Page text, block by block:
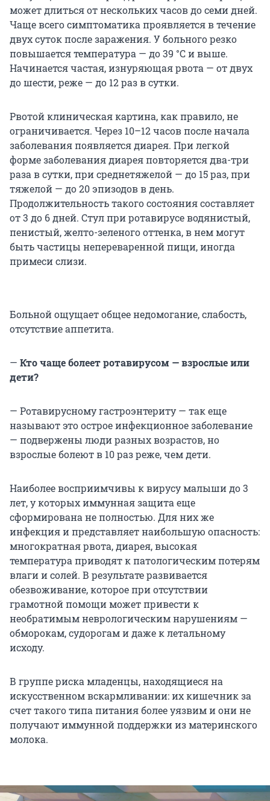
может длиться от нескольких часов до семи дней.
Чаще всего симптоматика проявляется в течение
двух суток после заражения. У больного резко
повышается температура — до 39 °С и выше.
Начинается частая, изнуряющая рвота — от двух
до шести, реже — до 12 раз в сутки.
Рвотой клиническая картина, как правило, не
ограничивается. Через 10–12 часов после начала
заболевания появляется диарея. При легкой
форме заболевания диарея повторяется два-три
раза в сутки, при среднетяжелой — до 15 раз, при
тяжелой — до 20 эпизодов в день.
Продолжительность такого состояния составляет
от 3 до 6 дней. Стул при ротавирусе водянистый,
пенистый, желто-зеленого оттенка, в нем могут
быть частицы непереваренной пищи, иногда
примеси слизи.
Больной ощущает общее недомогание, слабость,
отсутствие аппетита.
— Кто чаще болеет ротавирусом — взрослые или
дети?
— Ротавирусному гастроэнтериту — так еще
называют это острое инфекционное заболевание
— подвержены люди разных возрастов, но
взрослые болеют в 10 раз реже, чем дети.
Наиболее восприимчивы к вирусу малыши до 3
лет, у которых иммунная защита еще
сформирована не полностью. Для них же
инфекция и представляет наибольшую опасность:
многократная рвота, диарея, высокая
температура приводят к патологическим потерям
влаги и солей. В результате развивается
обезвоживание, которое при отсутствии
грамотной помощи может привести к
необратимым неврологическим нарушениям —
обморокам, судорогам и даже к летальному
исходу.
В группе риска младенцы, находящиеся на
искусственном вскармливании: их кишечник за
счет такого типа питания более уязвим и они не
получают иммунной поддержки из материнского
молока.